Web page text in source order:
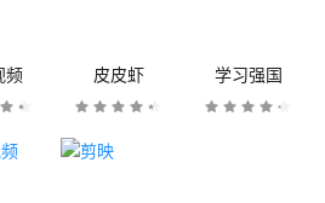
频 皮皮虾 学习强国